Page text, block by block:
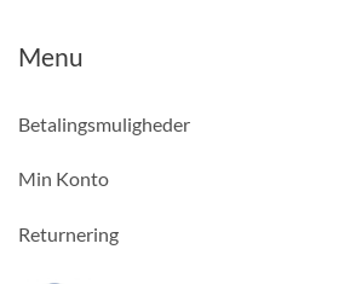
Menu
Betalingsmuligheder
Min Konto
Returnering